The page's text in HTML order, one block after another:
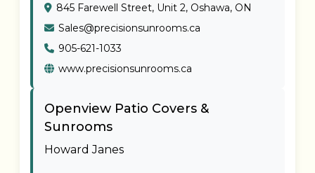
845 Farewell Street, Unit 2, Oshawa, ON
Sales@precisionsunrooms.ca
905-621-1033
www.precisionsunrooms.ca
Openview Patio Covers &
Sunrooms
Howard Janes